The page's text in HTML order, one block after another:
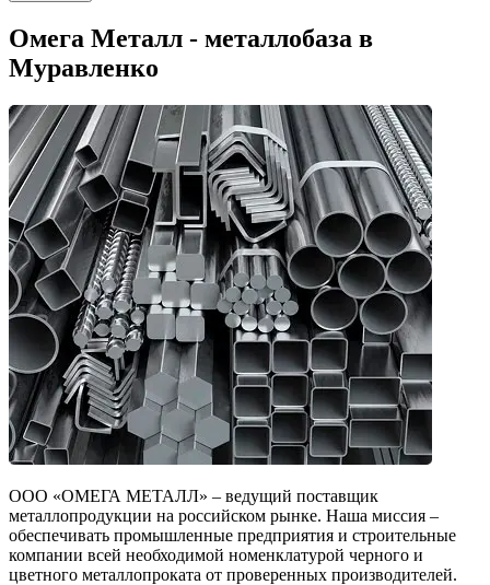
Омега Металл - металлобаза в
Муравленко
ООО «ОМЕГА МЕТАЛЛ» – ведущий поставщик
металлопродукции на российском рынке. Наша миссия –
обеспечивать промышленные предприятия и строительные
компании всей необходимой номенклатурой черного и
цветного металлопроката от проверенных производителей.